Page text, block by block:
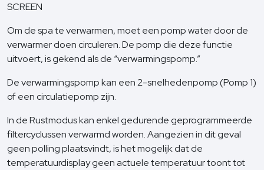
SCREEN
Om de spa te verwarmen, moet een pomp water door de
verwarmer doen circuleren. De pomp die deze functie
uitvoert, is gekend als de “verwarmingspomp.”
De verwarmingspomp kan een 2-snelhedenpomp (Pomp 1)
of een circulatiepomp zijn.
In de Rustmodus kan enkel gedurende geprogrammeerde
filtercyclussen verwarmd worden. Aangezien in dit geval
geen polling plaatsvindt, is het mogelijk dat de
temperatuurdisplay geen actuele temperatuur toont tot